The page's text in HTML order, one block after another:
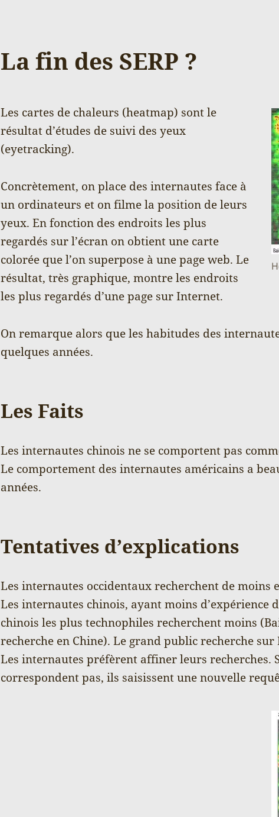
La fin des SERP ?
Les cartes de chaleurs (heatmap) sont le
résultat d’études de suivi des yeux
(eyetracking).
Concrètement, on place des internautes face à
un ordinateurs et on filme la position de leurs
yeux. En fonction des endroits les plus
regardés sur l’écran on obtient une carte
colorée que l’on superpose à une page web. Le
résultat, très graphique, montre les endroits
les plus regardés d’une page sur Internet.
On remarque alors que les habitudes des
quelques années.
Les Faits
Les internautes chinois ne se comportent pas
Le comportement des internautes américains a
années.
Tentatives d’explications
Les internautes occidentaux recherchent de moins
Les internautes chinois, ayant moins d’expérience
chinois les plus technophiles recherchent moins
recherche en Chine). Le grand public recherche sur
Les internautes préfèrent affiner leurs recherches.
correspondent pas, ils saisissent une nouvelle